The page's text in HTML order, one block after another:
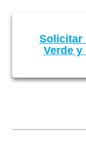
Solicitar
Verde